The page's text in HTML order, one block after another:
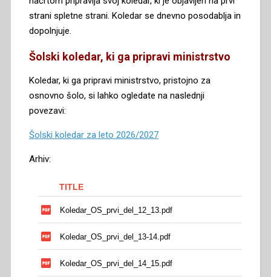
strani spletne strani. Koledar se dnevno posodablja in
dopolnjuje.
Šolski koledar, ki ga pripravi ministrstvo
Koledar, ki ga pripravi ministrstvo, pristojno za
osnovno šolo, si lahko ogledate na naslednji
povezavi:
Šolski koledar za leto 2026/2027
Arhiv: